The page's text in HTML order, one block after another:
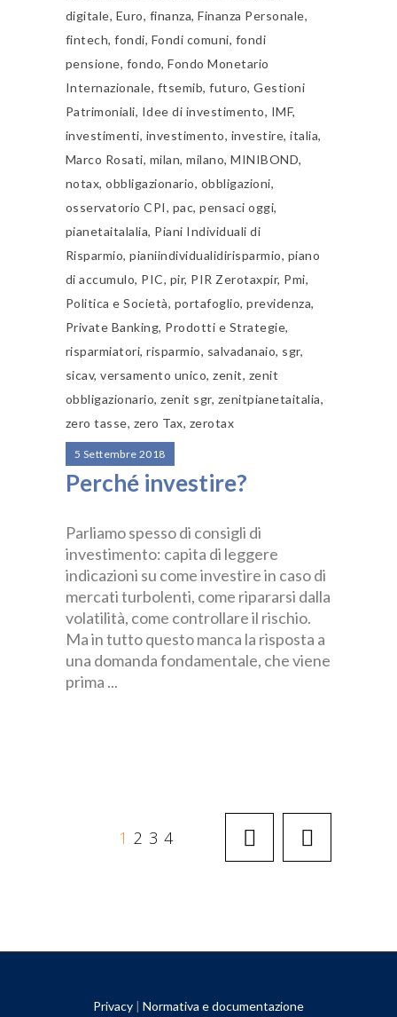
digitale, Euro, finanza,Finanza Personale,
fintech,fondi, Fondi comuni, fondi
pensione, fondo,Fondo Monetario
Internazionale, ftsemib,futuro,Gestioni
Patrimoniali, Idee di investimento, IMF,
investimenti, investimento, investire,italia,
Marco Rosati, milan,milano,MINIBOND,
notax,obbligazionario, obbligazioni,
osservatorio CPI, pac,pensaci oggi,
pianetaitalalia, Piani Individuali di
Risparmio,pianiindividualidirisparmio, piano
di accumulo, PIC, pir, PIR Zerotaxpir, Pmi,
Politica e Società, portafoglio,previdenza,
Private Banking, Prodotti e Strategie,
risparmiatori,risparmio, salvadanaio, sgr,
sicav,versamento unico,zenit, zenit
obbligazionario,zenit sgr, zenitpianetaitalia,
zero tasse, zero Tax, zerotax
5 Settembre 2018
Perché investire?
Parliamo spesso di consigli di
investimento: capita di leggere
indicazioni su come investire in caso di
mercati turbolenti, come ripararsi dalla
volatilità, come controllare il rischio.
Ma in tutto questo manca la risposta a
una domanda fondamentale, che viene
prima
1 2 3 4
Privacy | Normativa e documentazione